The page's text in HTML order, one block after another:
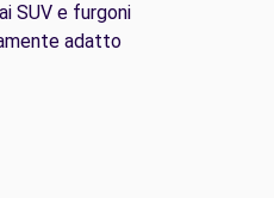
SUV e furgoni
adatto